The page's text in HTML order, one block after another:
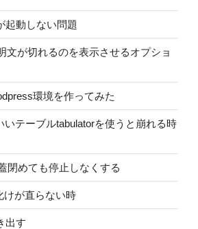
起動しない問題
文が切れるのを表示させるオプショ
環境を作ってみた
いテーブルtabulatorを使うと崩れる時
閉めても停止しなくする
けが直らない時
出す